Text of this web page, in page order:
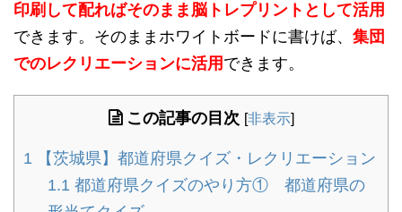
印刷して配ればそのまま脳トレプリントとして活用
できます。そのままホワイトボードに書けば、 集団
でのレクリエーションに活用 できます。
この記事の目次 [非表示]
1 【茨城県】都道府県クイズ・レクリエーション
1.1 都道府県クイズのやり方① 都道府県の